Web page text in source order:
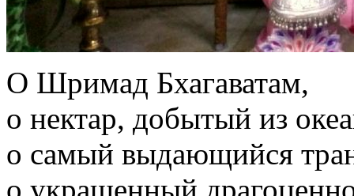
О Шримад Бхагаватам,
о нектар, добытый из
о самый выдающийся
о украшенный